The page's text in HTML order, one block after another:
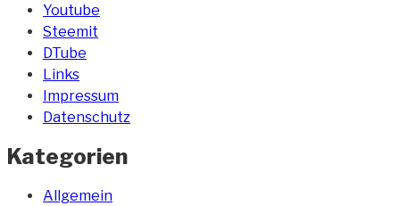
Youtube
Steemit
DTube
Links
Impressum
Datenschutz
Kategorien
Allgemein